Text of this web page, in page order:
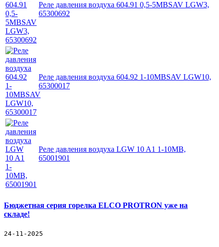
Реле давления воздуха 604.91 0,5-5MBSAV LGW3,
65300692
Реле давления воздуха 604.92 1-10MBSAV LGW10,
65300017
Реле давления воздуха LGW 10 A1 1-10MB,
65001901
Бюджетная серия горелка ELCO PROTRON уже на
складе!
24-11-2025